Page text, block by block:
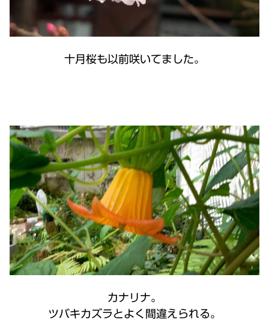
十月桜も以前咲いてました。
カナリナ。
ツバキカズラとよく間違えられる。